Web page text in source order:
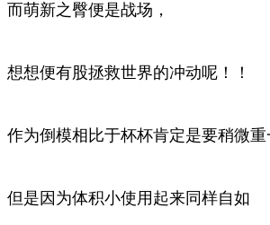
而萌新之臀便是战场，
想想便有股拯救世界的冲动呢！！
作为倒模相比于杯杯肯定是要稍微重
但是因为体积小使用起来同样自如